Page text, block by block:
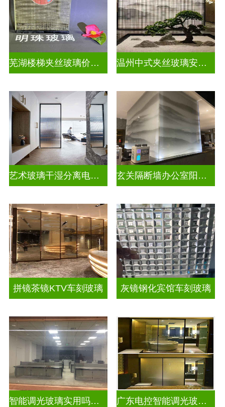
芜湖楼梯夹丝玻璃价格多少一平 温州中式夹丝玻璃安装电话
艺术玻璃干湿分离电视玻璃背景墙 玄关隔断墙办公室阳台挡门玻璃背景墙
拼镜茶镜KTV车刻玻璃 灰镜钢化宾馆车刻玻璃
智能调光玻璃实用吗现在 广东电控智能调光玻璃厂商排名